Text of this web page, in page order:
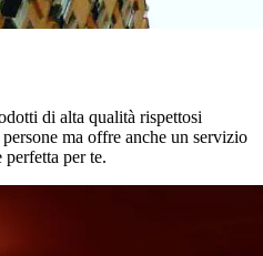
di alta qualità rispettosi
ma offre anche un servizio
perfetta per te.